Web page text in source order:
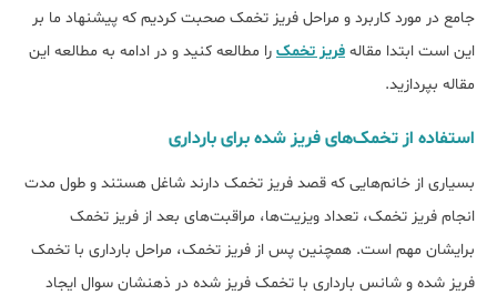
جامع در مورد کاربرد و مراحل فریز تخمک صحبت کردیم که پیشنهاد ما بر
این است ابتدا مقاله فریز تخمک را مطالعه کنید و در ادامه به مطالعه این
مقاله بپردازید.
استفاده از تخمک‌های فریز شده برای بارداری
بسیاری از خانم‌هایی که قصد فریز تخمک دارند شاغل هستند و طول مدت
انجام فریز تخمک، تعداد ویزیت‌ها، مراقبت‌های بعد از فریز تخمک
برای‎شان مهم است. همچنین پس از فریز تخمک، مراحل بارداری با تخمک
فریز شده و شانس بارداری با تخمک فریز شده در ذهنشان سوال ایجاد